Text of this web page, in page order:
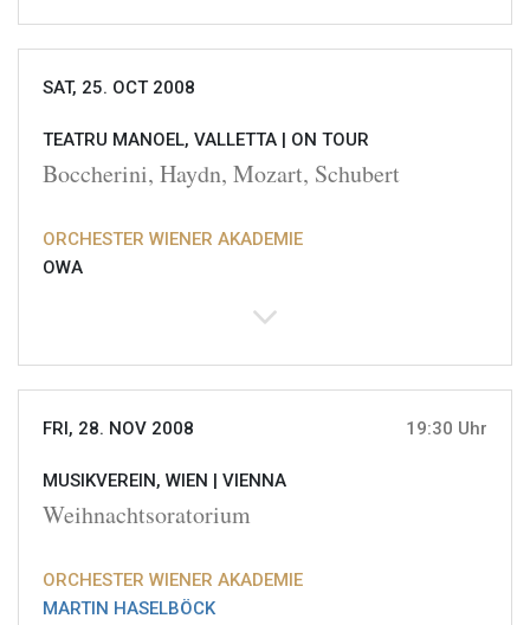
SAT, 25. OCT 2008
TEATRU MANOEL, VALLETTA | ON TOUR
Boccherini, Haydn, Mozart, Schubert
ORCHESTER WIENER AKADEMIE
OWA
FRI, 28. NOV 2008 19:30 Uhr
MUSIKVEREIN, WIEN | VIENNA
Weihnachtsoratorium
ORCHESTER WIENER AKADEMIE
MARTIN HASELBÖCK